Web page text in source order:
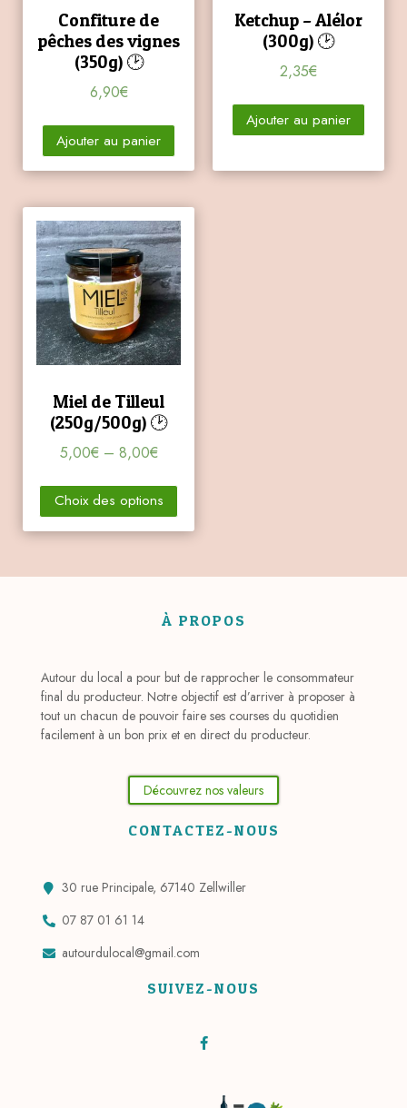
Confiture de
pêches des vignes
(350g) 🕑
6,90€
Ajouter au panier
Ketchup – Alélor
(300g) 🕑
2,35€
Ajouter au panier
Miel de Tilleul
(250g/500g) 🕑
5,00€– 8,00€
Choix des options
À PROPOS
Autour du local a pour but de rapprocher le consommateur
final du producteur. Notre objectif est d’arriver à proposer à
tout un chacun de pouvoir faire ses courses du quotidien
facilement à un bon prix et en direct du producteur.
Découvrez nos valeurs
CONTACTEZ-NOUS
30 rue Principale, 67140 Zellwiller
07 87 01 61 14
autourdulocal@gmail.com
SUIVEZ-NOUS